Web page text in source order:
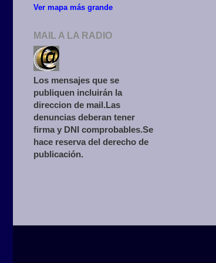
Ver mapa más grande
MAIL A LA RADIO
Los mensajes que se
publiquen incluirán la
direccion de mail.Las
denuncias deberan tener
firma y DNI comprobables.Se
hace reserva del derecho de
publicación.